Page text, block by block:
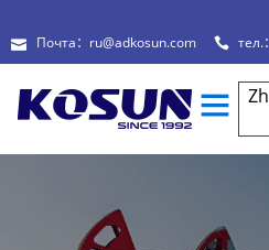
Почта：ru@adkosun.com тел.
Zh